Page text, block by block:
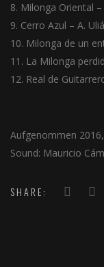
Milonga Oriental
Cerro Azul – A.
Milonga de un
La Milonga
Real de
Aufgenommen
Sound: Mauricio
SHARE: